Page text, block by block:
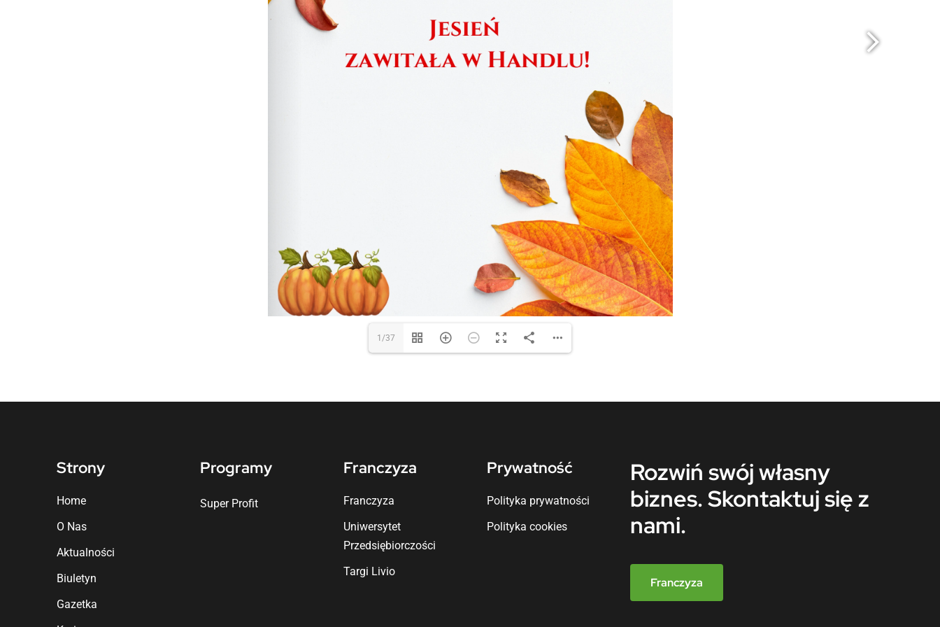
1/37
Strony
Home
O Nas
Aktualności
Biuletyn
Gazetka
Programy
Super Profit
Franczyza
Franczyza
Uniwersytet
Przedsiębiorczości
Targi Livio
Prywatność
Polityka prywatności
Polityka cookies
Rozwiń swój własny
biznes. Skontaktuj się z
nami.
Franczyza